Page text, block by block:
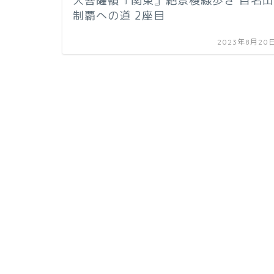
制覇への道 2座目
2023年8月20